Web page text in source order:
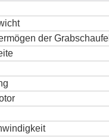
der Grabschaufel